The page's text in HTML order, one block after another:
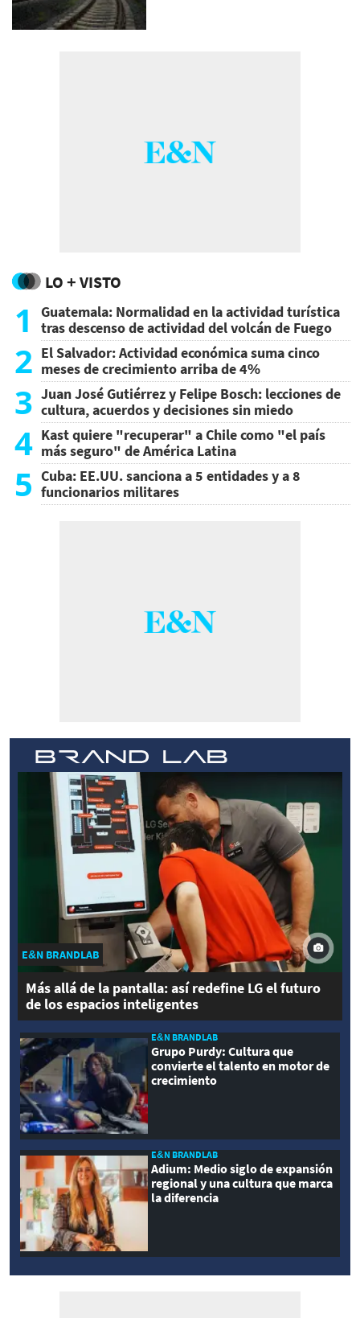
LO + VISTO
1
Guatemala: Normalidad en la actividad turística
tras descenso de actividad del volcán de Fuego
2 El Salvador: Actividad económica suma cinco
meses de crecimiento arriba de 4%
3 Juan José Gutiérrez y Felipe Bosch: lecciones de
cultura, acuerdos y decisiones sin miedo
4 Kast quiere "recuperar" a Chile como "el país
más seguro" de América Latina
5 Cuba: EE.UU. sanciona a 5 entidades y a 8
funcionarios militares
E&N BRANDLAB
Más allá de la pantalla: así redefine LG el futuro
de los espacios inteligentes
E&N BRANDLAB
Grupo Purdy: Cultura que
convierte el talento en motor de
crecimiento
E&N BRANDLAB
Adium: Medio siglo de expansión
regional y una cultura que marca
la diferencia